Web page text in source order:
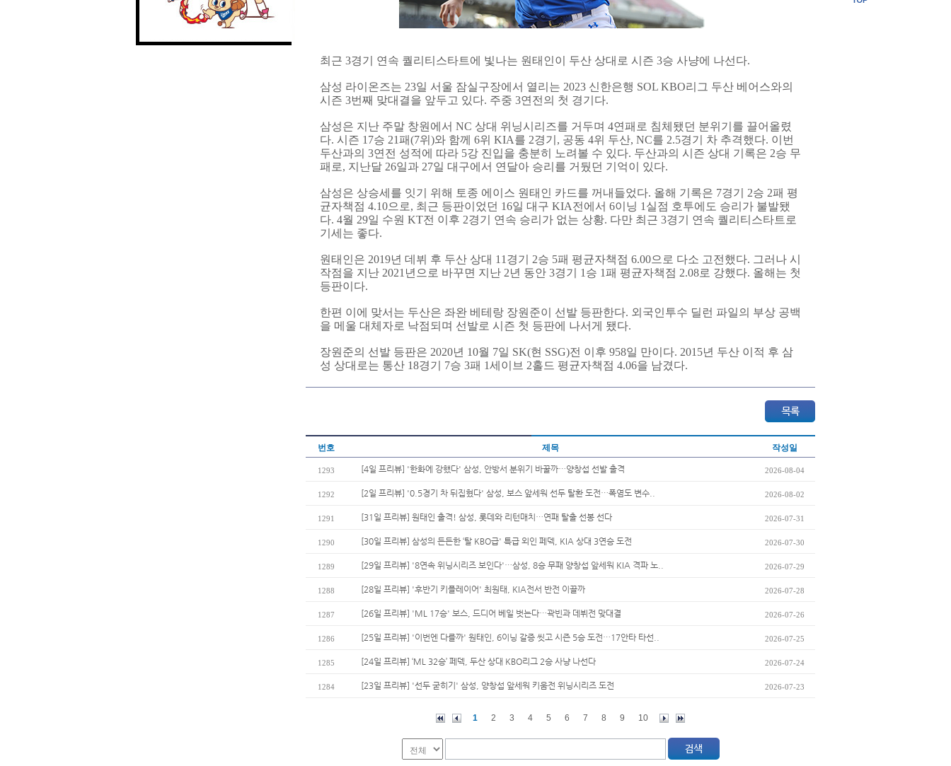
최근 3경기 연속 퀄리티스타트에 빛나는 원태인이 두산 상대로 시즌 3승 사냥에 나선다.
삼성 라이온즈는 23일 서울 잠실구장에서 열리는 2023 신한은행 SOL KBO리그 두산 베어스와의
시즌 3번째 맞대결을 앞두고 있다. 주중 3연전의 첫 경기다.
삼성은 지난 주말 창원에서 NC 상대 위닝시리즈를 거두며 4연패로 침체됐던 분위기를 끌어올렸
다. 시즌 17승 21패(7위)와 함께 6위 KIA를 2경기, 공동 4위 두산, NC를 2.5경기 차 추격했다. 이번
두산과의 3연전 성적에 따라 5강 진입을 충분히 노려볼 수 있다. 두산과의 시즌 상대 기록은 2승 무
패로, 지난달 26일과 27일 대구에서 연달아 승리를 거뒀던 기억이 있다.
삼성은 상승세를 잇기 위해 토종 에이스 원태인 카드를 꺼내들었다. 올해 기록은 7경기 2승 2패 평
균자책점 4.10으로, 최근 등판이었던 16일 대구 KIA전에서 6이닝 1실점 호투에도 승리가 불발됐
다. 4월 29일 수원 KT전 이후 2경기 연속 승리가 없는 상황. 다만 최근 3경기 연속 퀄리티스타트로
기세는 좋다.
원태인은 2019년 데뷔 후 두산 상대 11경기 2승 5패 평균자책점 6.00으로 다소 고전했다. 그러나 시
작점을 지난 2021년으로 바꾸면 지난 2년 동안 3경기 1승 1패 평균자책점 2.08로 강했다. 올해는 첫
등판이다.
한편 이에 맞서는 두산은 좌완 베테랑 장원준이 선발 등판한다. 외국인투수 딜런 파일의 부상 공백
을 메울 대체자로 낙점되며 선발로 시즌 첫 등판에 나서게 됐다.
장원준의 선발 등판은 2020년 10월 7일 SK(현 SSG)전 이후 958일 만이다. 2015년 두산 이적 후 삼
성 상대로는 통산 18경기 7승 3패 1세이브 2홀드 평균자책점 4.06을 남겼다.
번호 제목 작성일
1293 [4일 프리뷰] '한화에 강했다' 삼성, 안방서 분위기 바꿀까…양창섭 선발 출격 2026-08-04
1292 [2일 프리뷰] '0.5경기 차 뒤집혔다' 삼성, 보스 앞세워 선두 탈환 도전…폭염도 변수.. 2026-08-02
1291 [31일 프리뷰] 원태인 출격! 삼성, 롯데와 리턴매치…연패 탈출 선봉 선다 2026-07-31
1290 [30일 프리뷰] 삼성의 든든한 ‘탈 KBO급' 특급 외인 페덱, KIA 상대 3연승 도전 2026-07-30
1289 [29일 프리뷰] '8연속 위닝시리즈 보인다'…삼성, 8승 무패 양창섭 앞세워 KIA 격파 노.. 2026-07-29
1288 [28일 프리뷰] '후반기 키플레이어' 최원태, KIA전서 반전 이끌까 2026-07-28
1287 [26일 프리뷰] 'ML 17승' 보스, 드디어 베일 벗는다…곽빈과 데뷔전 맞대결 2026-07-26
1286 [25일 프리뷰] '이번엔 다를까' 원태인, 6이닝 갈증 씻고 시즌 5승 도전…17안타 타선.. 2026-07-25
1285 [24일 프리뷰] ‘ML 32승’ 페덱, 두산 상대 KBO리그 2승 사냥 나선다 2026-07-24
1284 [23일 프리뷰] '선두 굳히기' 삼성, 양창섭 앞세워 키움전 위닝시리즈 도전 2026-07-23
1 2 3 4 5 6 7 8 9 10